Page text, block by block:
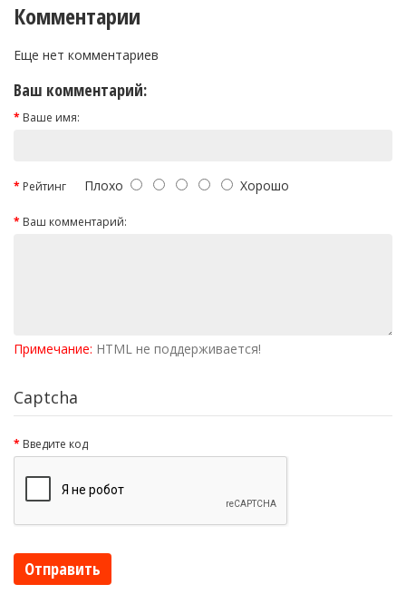
Комментарии
Еще нет комментариев
Ваш комментарий:
Ваше имя:
Рейтинг Плохо Хорошо
Ваш комментарий:
Примечание: HTML не поддерживается!
Captcha
Введите код
Отправить